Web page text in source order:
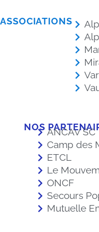
NOS ANCAV SC
Camp des
ETCL
Le
ONCF
Secours
Mutuelle
ASSOCIATIONS
Var